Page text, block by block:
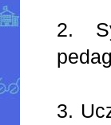
2.
3.